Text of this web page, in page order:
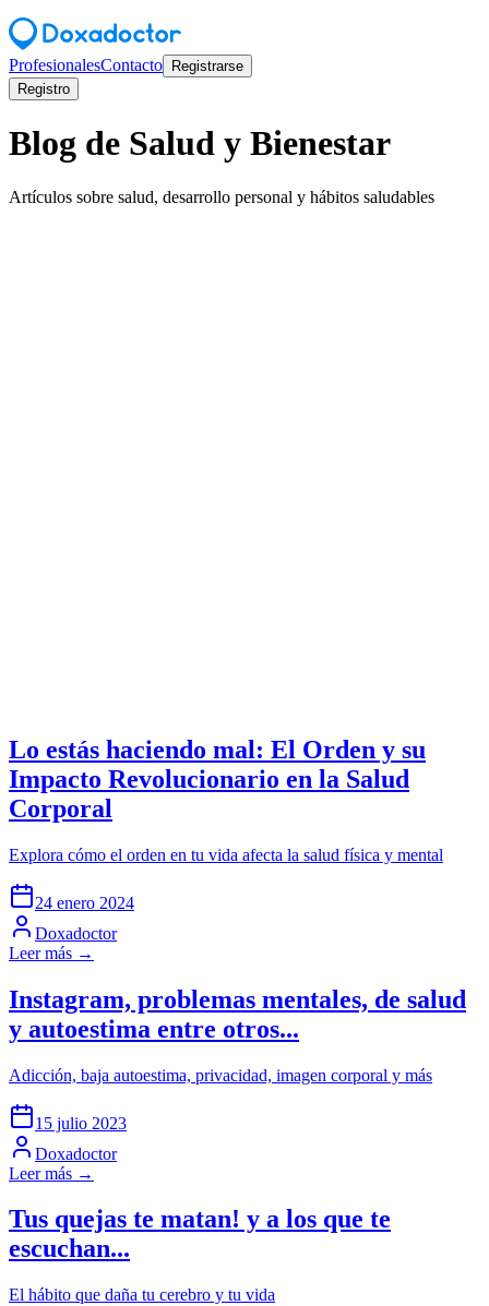
ProfesionalesContacto
Registrarse
Registro
Blog de Salud y Bienestar
Artículos sobre salud, desarrollo personal y hábitos saludables
Lo estás haciendo mal: El Orden y su
Impacto Revolucionario en la Salud
Corporal
Explora cómo el orden en tu vida afecta la salud física y mental
24 enero 2024
Doxadoctor
Leer más →
Instagram, problemas mentales, de salud
y autoestima entre otros...
Adicción, baja autoestima, privacidad, imagen corporal y más
15 julio 2023
Doxadoctor
Leer más →
Tus quejas te matan! y a los que te
escuchan...
El hábito que daña tu cerebro y tu vida